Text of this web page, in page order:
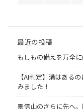
最近の投稿
もしもの備えを万全
【AI判定】溝はある
みました！
景信山のさらに先へ